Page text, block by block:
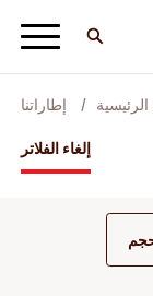
إطاراتنا
إلغاء الفلاتر